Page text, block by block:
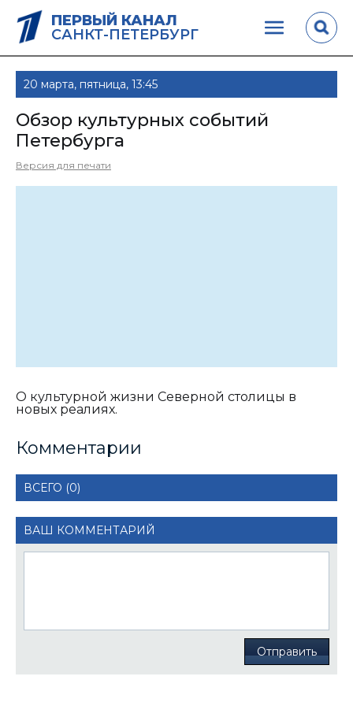
ПЕРВЫЙ КАНАЛ
САНКТ-ПЕТЕРБУРГ
20 марта, пятница, 13:45
Обзор культурных событий
Петербурга
Версия для печати
О культурной жизни Северной столицы в
новых реалиях.
Комментарии
ВСЕГО (0)
ВАШ КОММЕНТАРИЙ
Отправить